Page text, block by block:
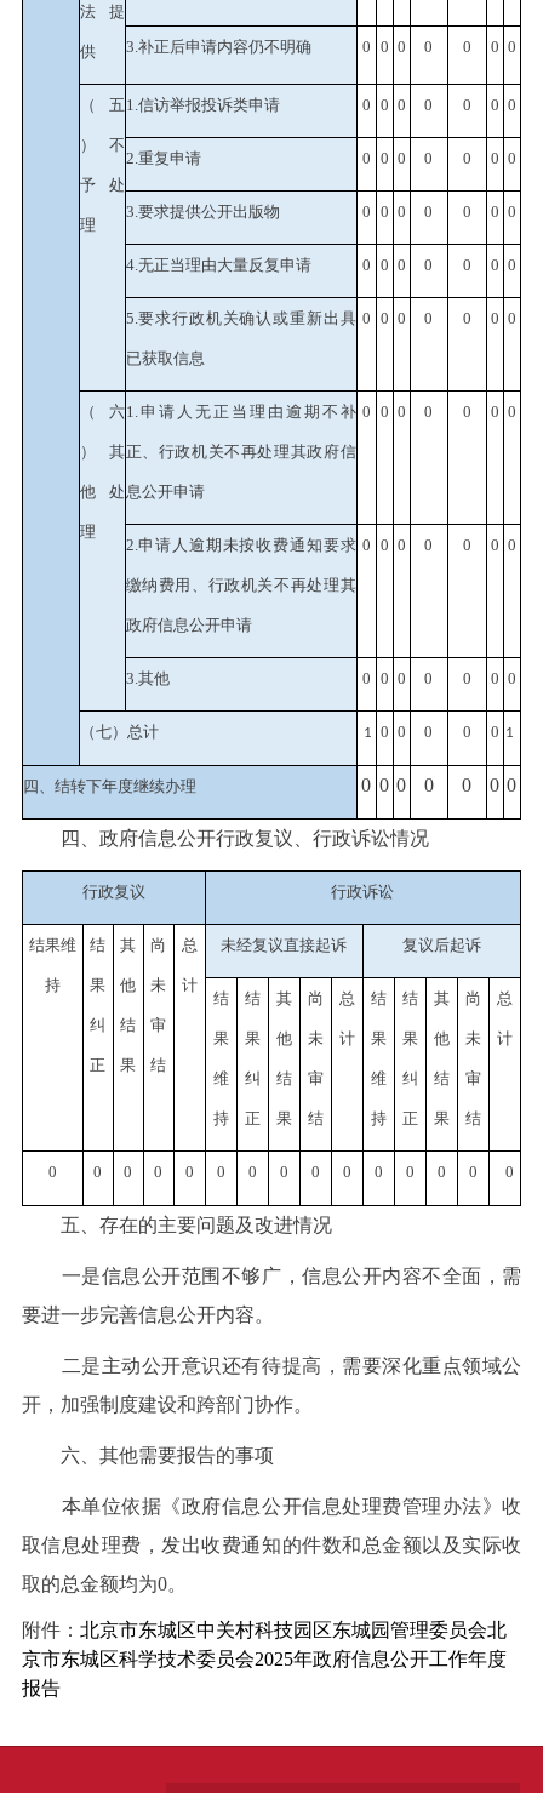
法提
供 3.补正后申请内容仍不明确 0 0 0 0 0 0 0
（五
）不
予处
理
1.信访举报投诉类申请 0 0 0 0 0 0 0
2.重复申请 0 0 0 0 0 0 0
3.要求提供公开出版物 0 0 0 0 0 0 0
4.无正当理由大量反复申请 0 0 0 0 0 0 0
5.要求行政机关确认或重新出具
已获取信息
0 0 0 0 0 0 0
（六
）其
他处
理
1.申请人无正当理由逾期不补
正、行政机关不再处理其政府信
息公开申请
0 0 0 0 0 0 0
2.申请人逾期未按收费通知要求
缴纳费用、行政机关不再处理其
政府信息公开申请
0 0 0 0 0 0 0
3.其他 0 0 0 0 0 0 0
（七）总计 1 0 0 0 0 0 1
四、结转下年度继续办理 0 0 0 0 0 0 0
四、政府信息公开行政复议、行政诉讼情况
行政复议 行政诉讼
结果维
持
结
果
纠
正
其
他
结
果
尚
未
审
结
总
计
未经复议直接起诉 复议后起诉
结
果
维
持
结
果
纠
正
其
他
结
果
尚
未
审
结
总
计
结
果
维
持
结
果
纠
正
其
他
结
果
尚
未
审
结
总
计
0 0 0 0 0 0 0 0 0 0 0 0 0 0 0
五、存在的主要问题及改进情况
一是信息公开范围不够广，信息公开内容不全面，需
要进一步完善信息公开内容。
二是主动公开意识还有待提高，需要深化重点领域公
开，加强制度建设和跨部门协作。
六、其他需要报告的事项
本单位依据《政府信息公开信息处理费管理办法》收
取信息处理费，发出收费通知的件数和总金额以及实际收
取的总金额均为0。
附件： 北京市东城区中关村科技园区东城园管理委员会北
京市东城区科学技术委员会2025年政府信息公开工作年度
报告